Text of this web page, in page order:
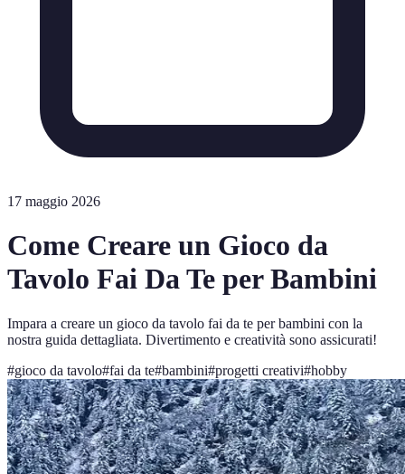
17 maggio 2026
Come Creare un Gioco da
Tavolo Fai Da Te per Bambini
Impara a creare un gioco da tavolo fai da te per bambini con la
nostra guida dettagliata. Divertimento e creatività sono assicurati!
#gioco da tavolo#fai da te#bambini#progetti creativi#hobby